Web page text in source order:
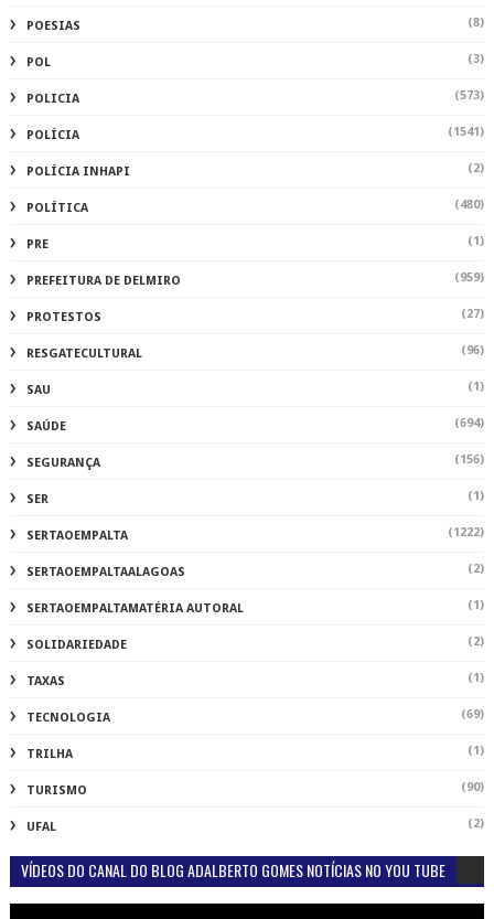
POESIAS (8)
POL (3)
POLICIA (573)
POLÍCIA (1541)
POLÍCIA INHAPI (2)
POLÍTICA (480)
PRE (1)
PREFEITURA DE DELMIRO (959)
PROTESTOS (27)
RESGATECULTURAL (96)
SAU (1)
SAÚDE (694)
SEGURANÇA (156)
SER (1)
SERTAOEMPALTA (1222)
SERTAOEMPALTAALAGOAS (2)
SERTAOEMPALTAMATÉRIA AUTORAL (1)
SOLIDARIEDADE (2)
TAXAS (1)
TECNOLOGIA (69)
TRILHA (1)
TURISMO (90)
UFAL (2)
VÍDEOS DO CANAL DO BLOG ADALBERTO GOMES NOTÍCIAS NO YOU TUBE